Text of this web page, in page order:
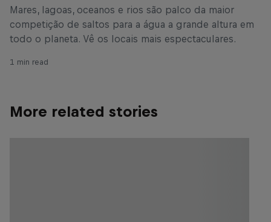
Mares, lagoas, oceanos e rios são palco da maior
competição de saltos para a água a grande altura em
todo o planeta. Vê os locais mais espectaculares.
1 min read
More related stories